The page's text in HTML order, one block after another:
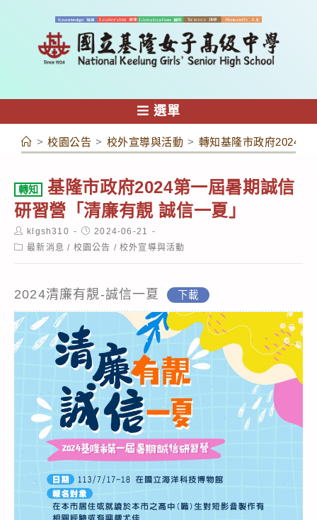
容
選單
> 校園公告 > 校外宣導與活動 > 轉知基隆市政府2024第
轉知
基隆市政府2024第一屆暑期誠信
研習營「清廉有靚 誠信一夏」
Post
author:
klgsh310
Post
published:
2024-06-21
Post最新消息 / 校園公告 / 校外宣導與活動
2024清廉有靚-誠信一夏 下載